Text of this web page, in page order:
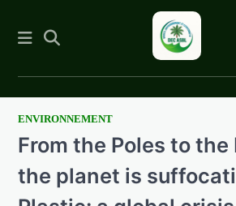
SkipENVIRONNEMENT
From the Poles to the
the planet is